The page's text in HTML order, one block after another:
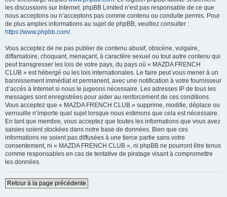
les discussions sur Internet. phpBB Limited n’est pas responsable de ce que
nous acceptons ou n’acceptons pas comme contenu ou conduite permis. Pour
de plus amples informations au sujet de phpBB, veuillez consulter :
https://www.phpbb.com/.
Vous acceptez de ne pas publier de contenu abusif, obscène, vulgaire,
diffamatoire, choquant, menaçant, à caractère sexuel ou tout autre contenu qui
peut transgresser les lois de votre pays, du pays où « MAZDA FRENCH
CLUB » est hébergé ou les lois internationales. Le faire peut vous mener à un
bannissement immédiat et permanent, avec une notification à votre fournisseur
d’accès à Internet si nous le jugeons nécessaire. Les adresses IP de tous les
messages sont enregistrées pour aider au renforcement de ces conditions.
Vous acceptez que « MAZDA FRENCH CLUB » supprime, modifie, déplace ou
verrouille n’importe quel sujet lorsque nous estimons que cela est nécessaire.
En tant que membre, vous acceptez que toutes les informations que vous avez
saisies soient stockées dans notre base de données. Bien que ces
informations ne soient pas diffusées à une tierce partie sans votre
consentement, ni « MAZDA FRENCH CLUB », ni phpBB ne pourront être tenus
comme responsables en cas de tentative de piratage visant à compromettre
les données.
Retour à la page précédente